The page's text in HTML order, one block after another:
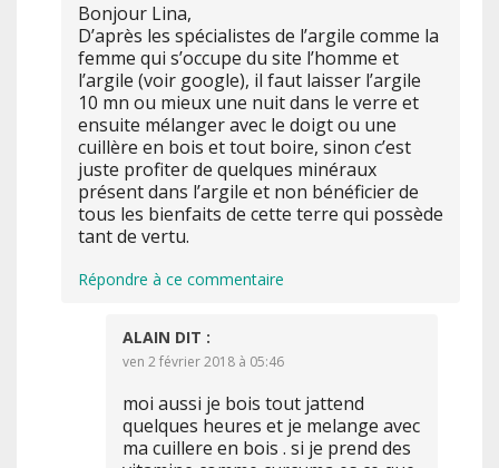
Bonjour Lina,
D’après les spécialistes de l’argile comme la
femme qui s’occupe du site l’homme et
l’argile (voir google), il faut laisser l’argile
10 mn ou mieux une nuit dans le verre et
ensuite mélanger avec le doigt ou une
cuillère en bois et tout boire, sinon c’est
juste profiter de quelques minéraux
présent dans l’argile et non bénéficier de
tous les bienfaits de cette terre qui possède
tant de vertu.
Répondre à ce commentaire
ALAIN DIT :
ven 2 février 2018 à 05:46
moi aussi je bois tout jattend
quelques heures et je melange avec
ma cuillere en bois . si je prend des